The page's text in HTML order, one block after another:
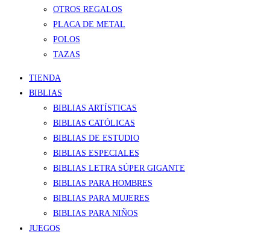
OTROS REGALOS
PLACA DE METAL
POLOS
TAZAS
TIENDA
BIBLIAS
BIBLIAS ARTÍSTICAS
BIBLIAS CATÓLICAS
BIBLIAS DE ESTUDIO
BIBLIAS ESPECIALES
BIBLIAS LETRA SÚPER GIGANTE
BIBLIAS PARA HOMBRES
BIBLIAS PARA MUJERES
BIBLIAS PARA NIÑOS
JUEGOS